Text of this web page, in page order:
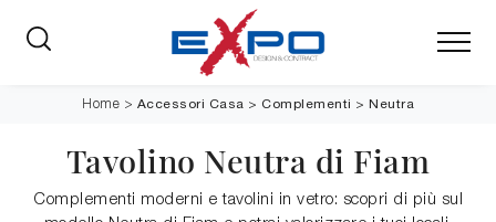
Home > Accessori Casa > Complementi > Neutra
Tavolino Neutra di Fiam
Complementi moderni e tavolini in vetro: scopri di più sul